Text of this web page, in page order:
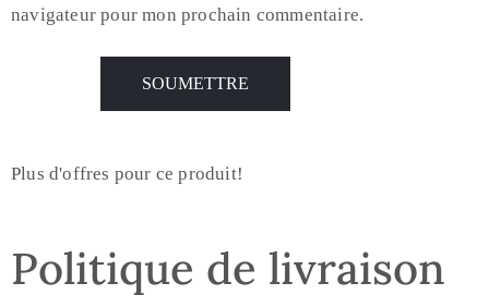
navigateur pour mon prochain commentaire.
Plus d'offres pour ce produit!
Politique de livraison